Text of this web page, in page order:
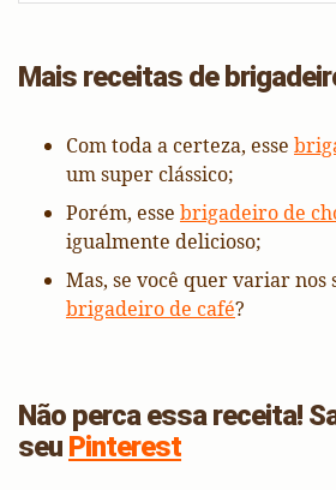
Mais receitas de
Com toda a certeza, esse
um super clássico;
Porém, esse brigadeiro de
igualmente delicioso;
Mas, se você quer variar nos
brigadeiro de café?
Não perca essa receita!
seu Pinterest